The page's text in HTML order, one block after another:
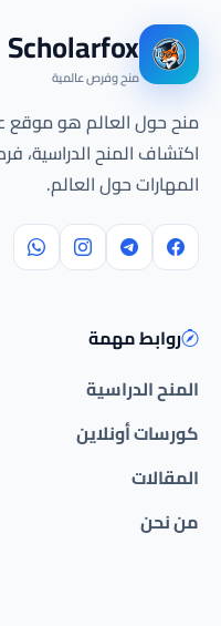
Scholarfox
منح وفرص عالمية
منح حول العالم هو
اكتشاف المنح الدراسية،
المهارات حول العالم.
روابط مهمة
المنح الدراسية
كورسات أونلاين
المقالات
من نحن